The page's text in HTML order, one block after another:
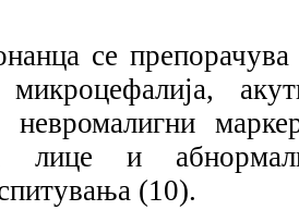
се препорачува
невромалигни
лице и
(10).